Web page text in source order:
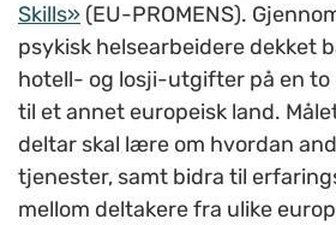
Skills» (EU-PROMENS).
psykisk helsearbeidere dekket
hotell- og losji-utgifter på en to
til et annet europeisk land.
deltar skal lære om hvordan
tjenester, samt bidra til
mellom deltakere fra ulike